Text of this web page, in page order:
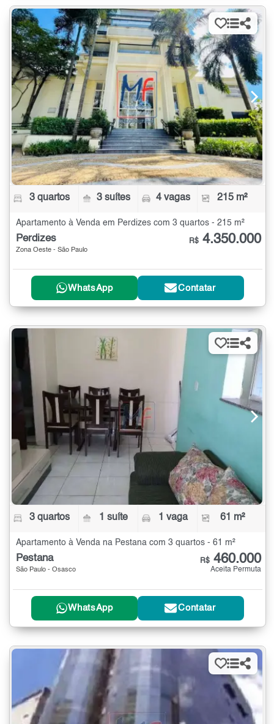
3 quartos 3 suítes 4 vagas 215 m²
Apartamento à Venda em Perdizes com 3 quartos - 215 m²
Perdizes
Zona Oeste - São Paulo
R$ 4.350.000
WhatsApp Contatar
3 quartos 1 suíte 1 vaga 61 m²
Apartamento à Venda na Pestana com 3 quartos - 61 m²
Pestana
São Paulo - Osasco
R$ 460.000
Aceita Permuta
WhatsApp Contatar